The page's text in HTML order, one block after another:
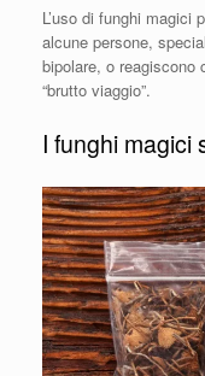
L’uso di funghi magici
alcune persone,
bipolare, o reagiscono
“brutto viaggio”.
I funghi magici